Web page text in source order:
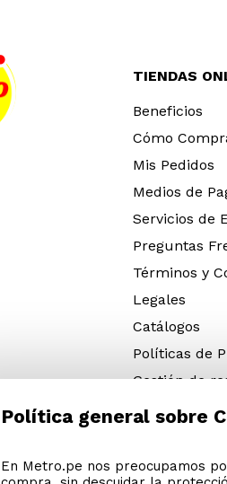
TIENDAS
Beneficios
Cómo
Mis Pedidos
Medios de
Servicios de
Preguntas
Términos y
Legales
Catálogos
Políticas de
Gestión de
Gestión de
Descargar
Política general sobre
En Metro.pe nos preocupamos